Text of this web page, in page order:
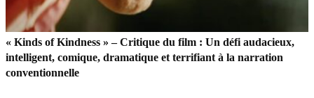
« Kinds of Kindness » – Critique du film : Un défi audacieux,
intelligent, comique, dramatique et terrifiant à la narration
conventionnelle